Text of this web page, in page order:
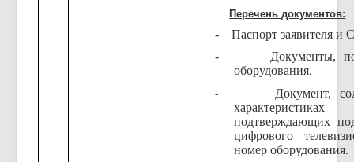
Перечень документов:
-
Паспорт заявителя
-
Документы,
оборудования.
-
Документ,
подтверждающих
цифрового
номер оборудования.